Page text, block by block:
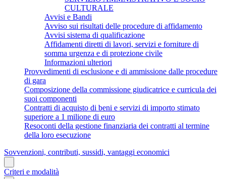
CULTURALE
Avvisi e Bandi
Avviso sui risultati delle procedure di affidamento
Avvisi sistema di qualificazione
Affidamenti diretti di lavori, servizi e forniture di
somma urgenza e di protezione civile
Informazioni ulteriori
Provvedimenti di esclusione e di ammissione dalle procedure
di gara
Composizione della commissione giudicatrice e curricula dei
suoi componenti
Contratti di acquisto di beni e servizi di importo stimato
superiore a 1 milione di euro
Resoconti della gestione finanziaria dei contratti al termine
della loro esecuzione
Sovvenzioni, contributi, sussidi, vantaggi economici
Criteri e modalità